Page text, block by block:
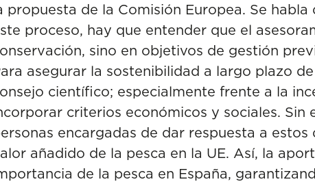
propuesta de la Comisión Europea. Se
proceso, hay que entender que el
sino en objetivos de gestión
asegurar la sostenibilidad a largo plazo
científico; especialmente frente a la
criterios económicos y sociales.
encargadas de dar respuesta a
añadido de la pesca en la UE. Así, la
de la pesca en España,